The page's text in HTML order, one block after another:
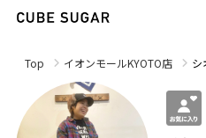
Top イオンモールKYOTO店 シ